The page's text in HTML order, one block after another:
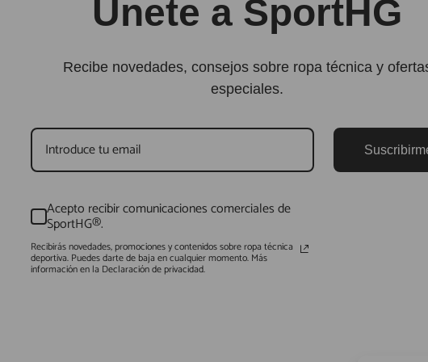
Únete a SportHG
Recibe novedades, consejos sobre ropa técnica y
especiales.
Acepto recibir comunicaciones comerciales de
SportHG®.
Recibirás novedades, promociones y contenidos sobre ropa técnica
deportiva. Puedes darte de baja en cualquier momento. Más
información en la Declaración de privacidad.